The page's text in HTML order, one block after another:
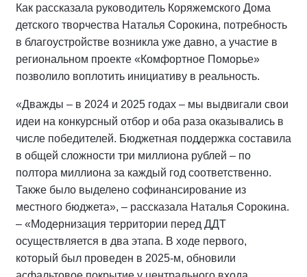
Как рассказала руководитель Коряжемского Дома
детского творчества Наталья Сорокина, потребность
в благоустройстве возникла уже давно, а участие в
региональном проекте «Комфортное Поморье»
позволило воплотить инициативу в реальность.
«Дважды – в 2024 и 2025 годах – мы выдвигали свои
идеи на конкурсный отбор и оба раза оказывались в
числе победителей. Бюджетная поддержка составила
в общей сложности три миллиона рублей – по
полтора миллиона за каждый год соответственно.
Также было выделено софинансирование из
местного бюджета», – рассказала Наталья Сорокина.
– «Модернизация территории перед ДДТ
осуществляется в два этапа. В ходе первого,
который был проведен в 2025-м, обновили